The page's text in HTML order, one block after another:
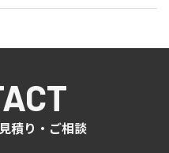
積り・ご相談